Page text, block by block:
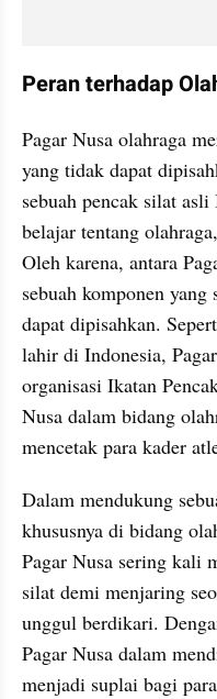
Peran terhadap
Pagar Nusa olahraga
yang tidak dapat
sebuah pencak silat
belajar tentang
Oleh karena, antara
sebuah komponen
dapat dipisahkan.
lahir di Indonesia,
organisasi Ikatan
Nusa dalam bidang
mencetak para kader
Dalam mendukung
khususnya di bidang
Pagar Nusa sering kali
silat demi menjaring
unggul berdikari.
Pagar Nusa dalam
menjadi suplai bagi